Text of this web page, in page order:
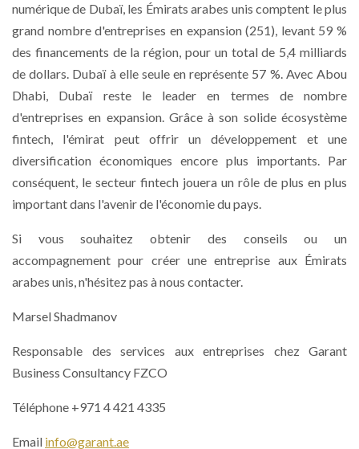
numérique de Dubaï, les Émirats arabes unis comptent le plus
grand nombre d'entreprises en expansion (251), levant 59 %
des financements de la région, pour un total de 5,4 milliards
de dollars. Dubaï à elle seule en représente 57 %. Avec Abou
Dhabi, Dubaï reste le leader en termes de nombre
d'entreprises en expansion. Grâce à son solide écosystème
fintech, l'émirat peut offrir un développement et une
diversification économiques encore plus importants. Par
conséquent, le secteur fintech jouera un rôle de plus en plus
important dans l'avenir de l'économie du pays.
Si vous souhaitez obtenir des conseils ou un
accompagnement pour créer une entreprise aux Émirats
arabes unis, n'hésitez pas à nous contacter.
Marsel Shadmanov
Responsable des services aux entreprises chez Garant
Business Consultancy FZCO
Téléphone +971 4 421 4335
Email info@garant.ae